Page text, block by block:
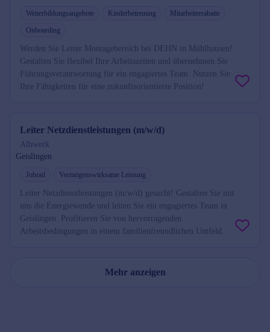
Weiterbildungsangebote Kinderbetreuung
Mitarbeiterrabatte
Onboarding
Werden Sie Leiter Montagebereich bei DEHN in Mühlhausen!
Gestalten Sie flexibel Ihre Arbeitszeiten und übernehmen Sie
Führungsverantwortung für ein engagiertes Team. Nutzen Sie
Ihre Fähigkeiten für eine zukunftsorientierte Position!
Leiter Netzdienstleistungen (m/w/d)
Albwerk
Geislingen
Jobrad Vermögenswirksame Leistung
Leiter Netzdienstleistungen (m/w/d) gesucht! Gestalten Sie mit
uns die Energiewende und leiten Sie ein engagiertes Team in
Geislingen. Profitieren Sie von hervorragenden
Arbeitsbedingungen in einem familienfreundlichen Umfeld.
Mehr anzeigen